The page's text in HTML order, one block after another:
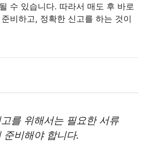
수 있습니다. 따라서 매도 후 바로
비하고, 정확한 신고를 하는 것이
를 위해서는 필요한 서류
준비해야 합니다.